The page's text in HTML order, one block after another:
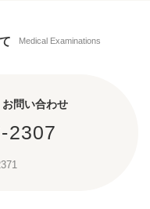
Medical Examinations
問い合わせ
2307